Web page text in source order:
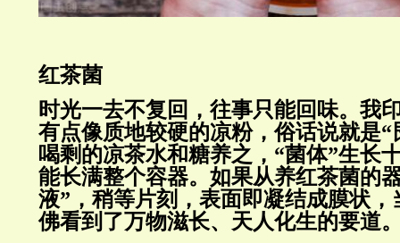
红茶菌
时光一去不复回，往事只能回味。我
有点像质地较硬的凉粉，俗话说就是“
喝剩的凉茶水和糖养之，“菌体”生长
能长满整个容器。如果从养红茶菌的
液”，稍等片刻，表面即凝结成膜状
佛看到了万物滋长、天人化生的要道